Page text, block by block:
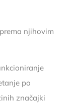
njihovim
po
značajki